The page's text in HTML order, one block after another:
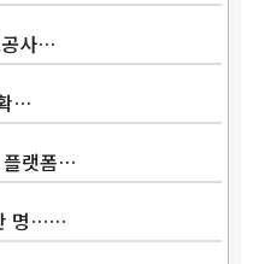
공사…
…
플랫폼…
명……